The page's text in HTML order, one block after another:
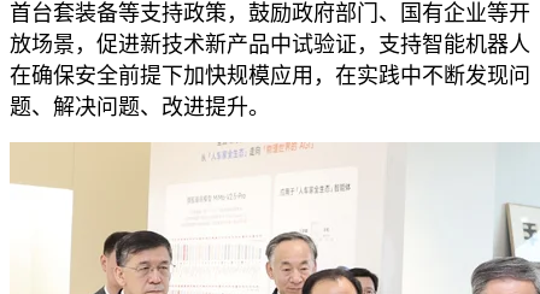
首台套装备等支持政策，鼓励政府部门、国有企业等开
放场景，促进新技术新产品中试验证，支持智能机器人
在确保安全前提下加快规模应用，在实践中不断发现问
题、解决问题、改进提升。